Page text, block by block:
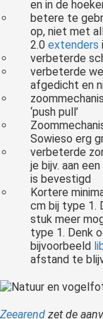
en in de
betere te
op, niet met
2.0 extenders
verbeterde
verbeterde
afgedicht en
‘push pull’
Sowieso erg
verbeterde
je bijv. aan
is bevestigd
Kortere
cm bij type 1.
stuk meer
type 1. Denk
bijvoorbeeld
afstand te
Zeearend zet de